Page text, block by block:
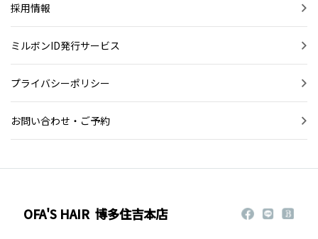
採用情報
ミルボンID発行サービス
プライバシーポリシー
お問い合わせ・ご予約
OFA'S HAIR 博多住吉本店